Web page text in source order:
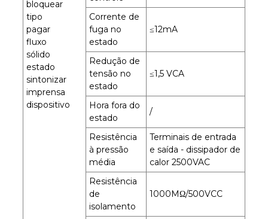
bloquear
tipo
pagar
fluxo
sólido
estado
sintonizar
imprensa
dispositivo
Corrente de
fuga no
estado
≤12mA
Redução de
tensão no
estado
≤1,5 VCA
Hora fora do
estado
/
Resistência
à pressão
média
Terminais de entrada
e saída - dissipador de
calor 2500VAC
Resistência
de
isolamento
1000MΩ/500VCC